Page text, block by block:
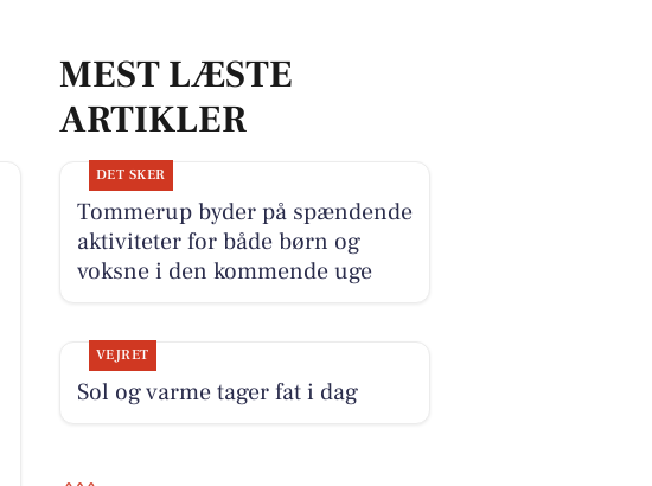
MEST LÆSTE
ARTIKLER
DET SKER
Tommerup byder på spændende
aktiviteter for både børn og
voksne i den kommende uge
VEJRET
Sol og varme tager fat i dag